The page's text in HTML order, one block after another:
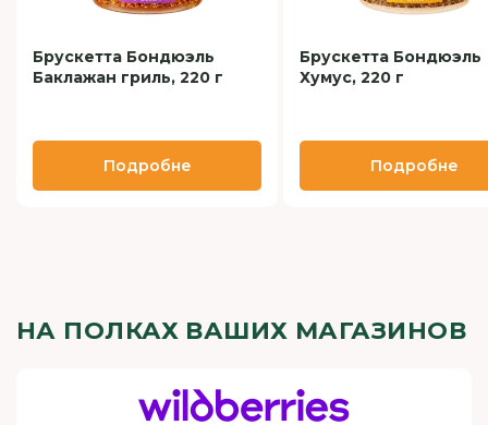
Брускетта Бондюэль
Баклажан гриль, 220 г
Подробне
Брускетта Бондюэль
Хумус, 220 г
Подробне
НА ПОЛКАХ ВАШИХ МАГАЗИНОВ